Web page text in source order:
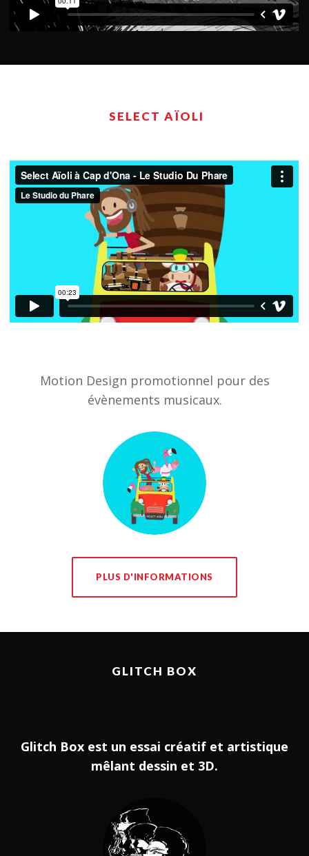
SELECT AÏOLI
Motion Design promotionnel pour des
évènements musicaux.
PLUS D'INFORMATIONS
GLITCH BOX
Glitch Box est un essai créatif et artistique
mêlant dessin et 3D.